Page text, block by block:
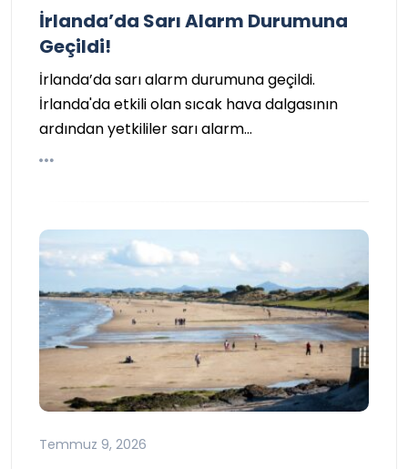
İrlanda’da Sarı Alarm Durumuna
Geçildi!
İrlanda’da sarı alarm durumuna geçildi.
İrlanda'da etkili olan sıcak hava dalgasının
ardından yetkililer sarı alarm…
Temmuz 9, 2026